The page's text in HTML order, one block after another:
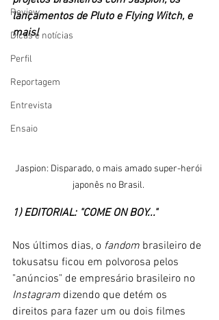
Review
Dicas e notícias
Perfil
Reportagem
Entrevista
Ensaio
lançamentos de Pluto e Flying Witch, e
mais!
Jaspion: Disparado, o mais amado super-herói
japonês no Brasil.
1) EDITORIAL: "COME ON BOY..."
Nos últimos dias, o fandom brasileiro de
tokusatsu ficou em polvorosa pelos
"anúncios" de empresário brasileiro no
Instagram dizendo que detém os
direitos para fazer um ou dois filmes